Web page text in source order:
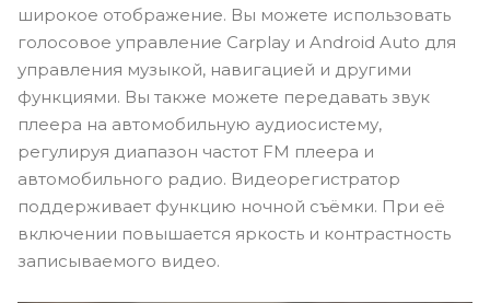
широкое отображение. Вы можете использовать
голосовое управление Carplay и Android Auto для
управления музыкой, навигацией и другими
функциями. Вы также можете передавать звук
плеера на автомобильную аудиосистему,
регулируя диапазон частот FM плеера и
автомобильного радио. Видеорегистратор
поддерживает функцию ночной съёмки. При её
включении повышается яркость и контрастность
записываемого видео.